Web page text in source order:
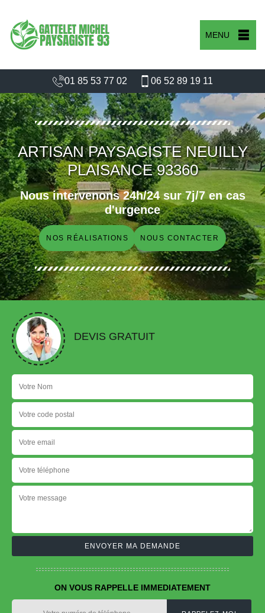
MENU
01 85 53 77 02 06 52 89 19 11
ARTISAN PAYSAGISTE NEUILLY
PLAISANCE 93360
Nous intervenons 24h/24 sur 7j/7 en cas
d'urgence
NOS RÉALISATIONS NOUS CONTACTER
DEVIS GRATUIT
ON VOUS RAPPELLE IMMEDIATEMENT